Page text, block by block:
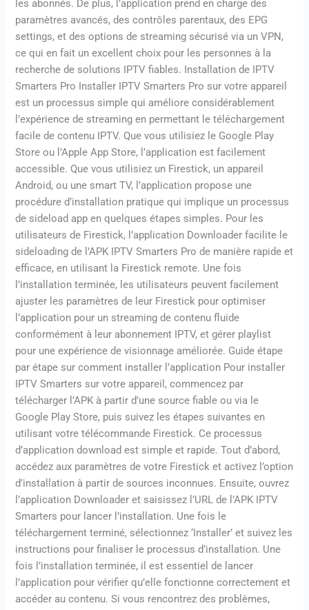
les abonnés. De plus, l’application prend en charge des
paramètres avancés, des contrôles parentaux, des EPG
settings, et des options de streaming sécurisé via un VPN,
ce qui en fait un excellent choix pour les personnes à la
recherche de solutions IPTV fiables. Installation de IPTV
Smarters Pro Installer IPTV Smarters Pro sur votre appareil
est un processus simple qui améliore considérablement
l’expérience de streaming en permettant le téléchargement
facile de contenu IPTV. Que vous utilisiez le Google Play
Store ou l’Apple App Store, l’application est facilement
accessible. Que vous utilisiez un Firestick, un appareil
Android, ou une smart TV, l’application propose une
procédure d’installation pratique qui implique un processus
de sideload app en quelques étapes simples. Pour les
utilisateurs de Firestick, l’application Downloader facilite le
sideloading de l’APK IPTV Smarters Pro de manière rapide et
efficace, en utilisant la Firestick remote. Une fois
l’installation terminée, les utilisateurs peuvent facilement
ajuster les paramètres de leur Firestick pour optimiser
l’application pour un streaming de contenu fluide
conformément à leur abonnement IPTV, et gérer playlist
pour une expérience de visionnage améliorée. Guide étape
par étape sur comment installer l’application Pour installer
IPTV Smarters sur votre appareil, commencez par
télécharger l’APK à partir d’une source fiable ou via le
Google Play Store, puis suivez les étapes suivantes en
utilisant votre télécommande Firestick. Ce processus
d’application download est simple et rapide. Tout d’abord,
accédez aux paramètres de votre Firestick et activez l’option
d’installation à partir de sources inconnues. Ensuite, ouvrez
l’application Downloader et saisissez l’URL de l’APK IPTV
Smarters pour lancer l’installation. Une fois le
téléchargement terminé, sélectionnez ‘Installer’ et suivez les
instructions pour finaliser le processus d’installation. Une
fois l’installation terminée, il est essentiel de lancer
l’application pour vérifier qu’elle fonctionne correctement et
accéder au contenu. Si vous rencontrez des problèmes,